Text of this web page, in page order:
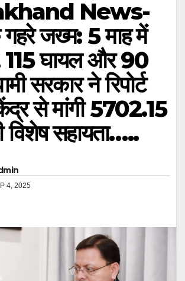
News-
जख्म: 5 माह में
115 घायल और 90
सरकार ने रिपोर्ट
से मांगी 5702.15
विशेष सहायता…..
4, 2025